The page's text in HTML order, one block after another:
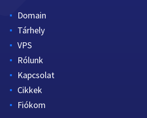
Domain
Tárhely
VPS
Rólunk
Kapcsolat
Cikkek
Fiókom